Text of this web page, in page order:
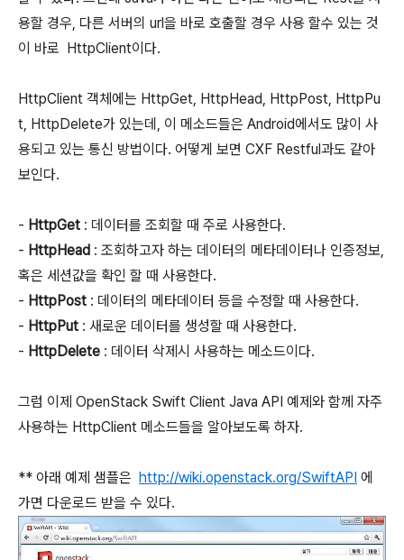
용할 경우, 다른 서버의 url을 바로 호출할 경우 사용 할수 있는 것
이 바로 HttpClient이다.
HttpClient 객체에는 HttpGet, HttpHead, HttpPost, HttpPu
t, HttpDelete가 있는데, 이 메소드들은 Android에서도 많이 사
용되고 있는 통신 방법이다. 어떻게 보면 CXF Restful과도 같아
보인다.
- HttpGet : 데이터를 조회할 때 주로 사용한다.
- HttpHead : 조회하고자 하는 데이터의 메타데이터나 인증정보,
혹은 세션값을 확인 할 때 사용한다.
- HttpPost : 데이터의 메타데이터 등을 수정할 때 사용한다.
- HttpPut : 새로운 데이터를 생성할 때 사용한다.
- HttpDelete : 데이터 삭제시 사용하는 메소드이다.
그럼 이제 OpenStack Swift Client Java API 예제와 함께 자주
사용하는 HttpClient 메소드들을 알아보도록 하자.
** 아래 예제 샘플은 http://wiki.openstack.org/SwiftAPI 에
가면 다운로드 받을 수 있다.